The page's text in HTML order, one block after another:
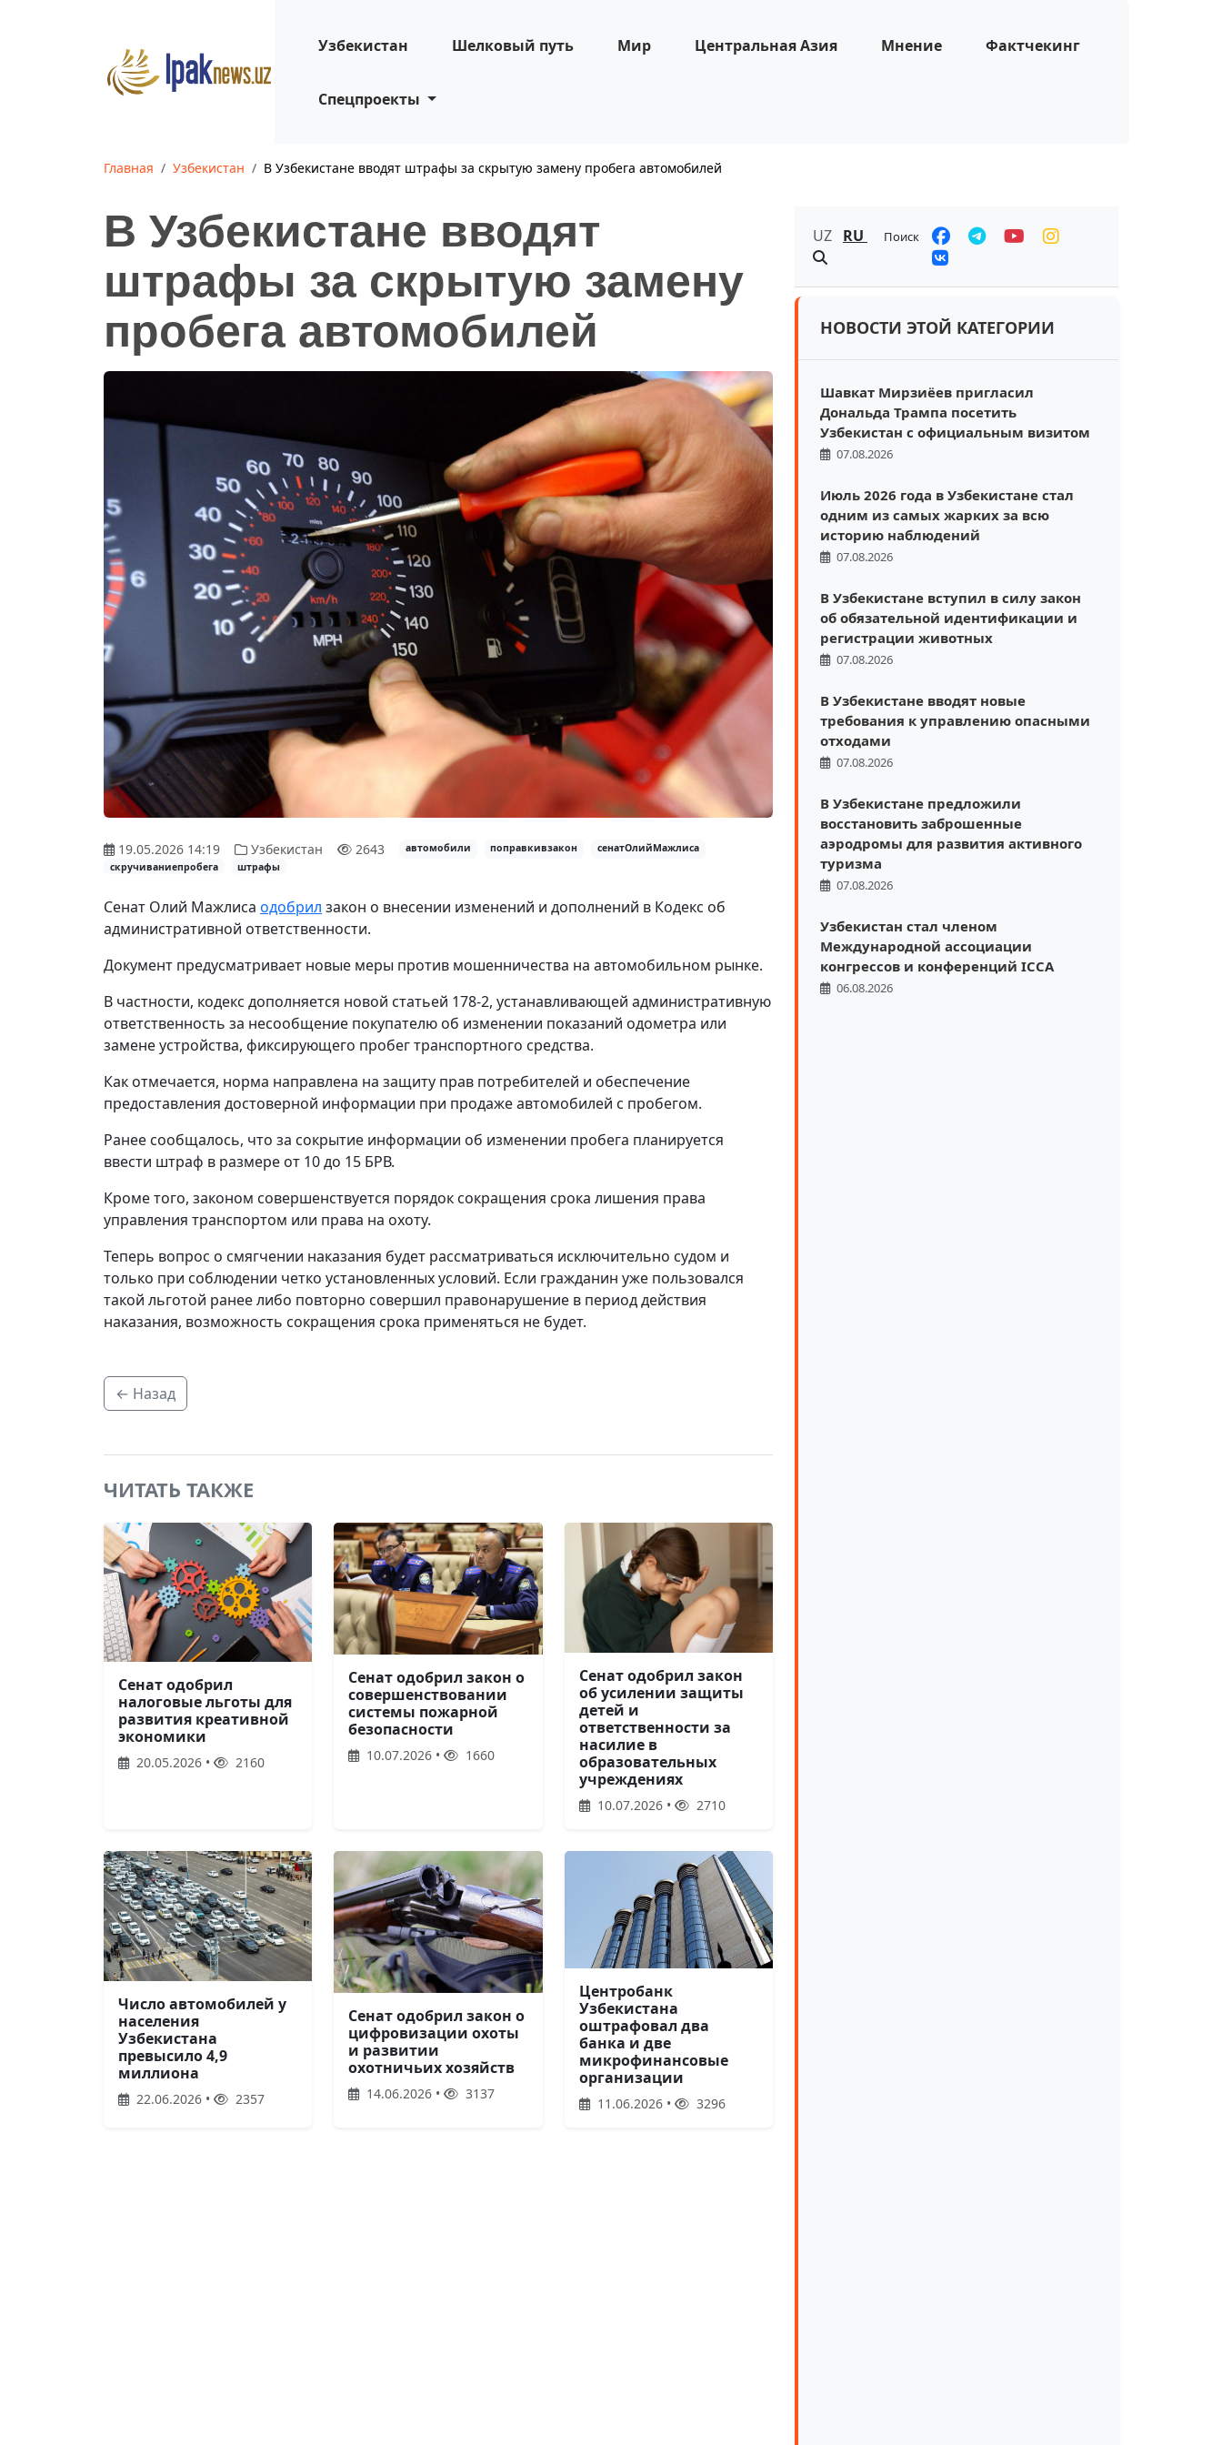
Узбекистан Шелковый путь Мир Центральная Азия Мнение Фактчекинг
Спецпроекты
Главная Узбекистан В Узбекистане вводят штрафы за скрытую замену пробега автомобилей
В Узбекистане вводят
штрафы за скрытую замену
пробега автомобилей
19.05.2026 14:19 Узбекистан 2643 автомобили поправкивзакон
сенатОлийМажлиса
скручиваниепробега
штрафы
Сенат Олий Мажлиса одобрил закон о внесении изменений и дополнений в Кодекс об
административной ответственности.
Документ предусматривает новые меры против мошенничества на автомобильном рынке.
В частности, кодекс дополняется новой статьей 178-2, устанавливающей административную
ответственность за несообщение покупателю об изменении показаний одометра или
замене устройства, фиксирующего пробег транспортного средства.
Как отмечается, норма направлена на защиту прав потребителей и обеспечение
предоставления достоверной информации при продаже автомобилей с пробегом.
Ранее сообщалось, что за сокрытие информации об изменении пробега планируется
ввести штраф в размере от 10 до 15 БРВ.
Кроме того, законом совершенствуется порядок сокращения срока лишения права
управления транспортом или права на охоту.
Теперь вопрос о смягчении наказания будет рассматриваться исключительно судом и
только при соблюдении четко установленных условий. Если гражданин уже пользовался
такой льготой ранее либо повторно совершил правонарушение в период действия
наказания, возможность сокращения срока применяться не будет.
← Назад
ЧИТАТЬ ТАКЖЕ
Сенат одобрил
налоговые льготы для
развития креативной
экономики
20.05.2026 • 2160
Сенат одобрил закон о
совершенствовании
системы пожарной
безопасности
10.07.2026 • 1660
Сенат одобрил закон
об усилении защиты
детей и
ответственности за
насилие в
образовательных
учреждениях
10.07.2026 • 2710
Число автомобилей у
населения
Узбекистана
превысило 4,9
миллиона
22.06.2026 • 2357
Сенат одобрил закон о
цифровизации охоты
и развитии
охотничьих хозяйств
14.06.2026 • 3137
Центробанк
Узбекистана
оштрафовал два
банка и две
микрофинансовые
организации
11.06.2026 • 3296
UZ RU Поиск
НОВОСТИ ЭТОЙ КАТЕГОРИИ
Шавкат Мирзиёев пригласил
Дональда Трампа посетить
Узбекистан с официальным визитом
07.08.2026
Июль 2026 года в Узбекистане стал
одним из самых жарких за всю
историю наблюдений
07.08.2026
В Узбекистане вступил в силу закон
об обязательной идентификации и
регистрации животных
07.08.2026
В Узбекистане вводят новые
требования к управлению опасными
отходами
07.08.2026
В Узбекистане предложили
восстановить заброшенные
аэродромы для развития активного
туризма
07.08.2026
Узбекистан стал членом
Международной ассоциации
конгрессов и конференций ICCA
06.08.2026